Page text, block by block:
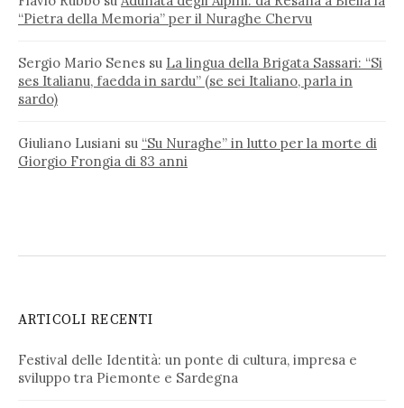
“Pietra della Memoria” per il Nuraghe Chervu
Sergio Mario Senes su La lingua della Brigata Sassari: “Si
ses Italianu, faedda in sardu” (se sei Italiano, parla in
sardo)
Giuliano Lusiani su “Su Nuraghe” in lutto per la morte di
Giorgio Frongia di 83 anni
ARTICOLI RECENTI
Festival delle Identità: un ponte di cultura, impresa e
sviluppo tra Piemonte e Sardegna